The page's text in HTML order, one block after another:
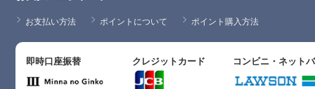
お支払い方法 ポイントについて ポイント購入方法
即時口座振替 クレジットカード コンビニ・ネット